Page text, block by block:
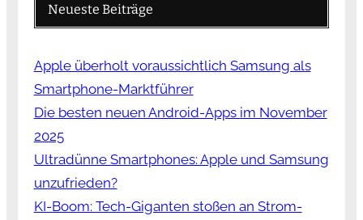
Neueste Beiträge
Apple überholt voraussichtlich Samsung als
Smartphone-Marktführer
Die besten neuen Android-Apps im November
2025
Ultradünne Smartphones: Apple und Samsung
unzufrieden?
KI-Boom: Tech-Giganten stoßen an Strom-